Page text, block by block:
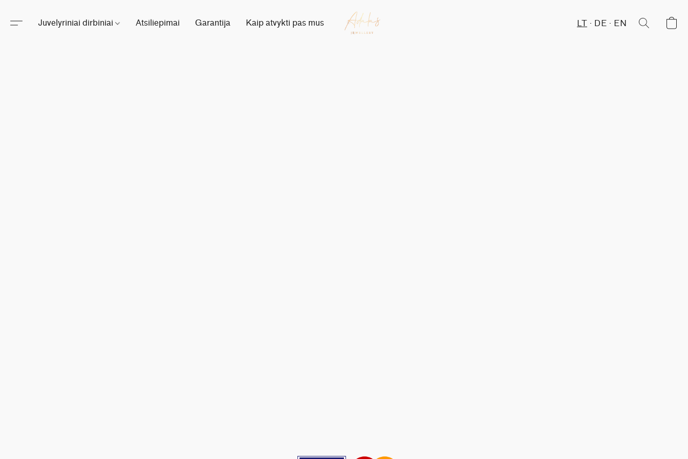
Juvelyriniai dirbiniai Atsiliepimai Garantija Kaip atvykti pas mus LT DE EN